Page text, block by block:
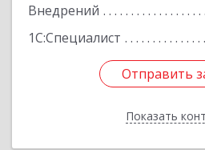
Внедрений
1С:Специалист
Отправить
Показать
Отправить
Назад